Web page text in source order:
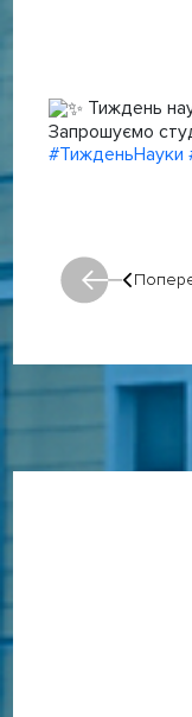
Тиждень
Запрошуємо
#ТижденьНауки
Попередня: